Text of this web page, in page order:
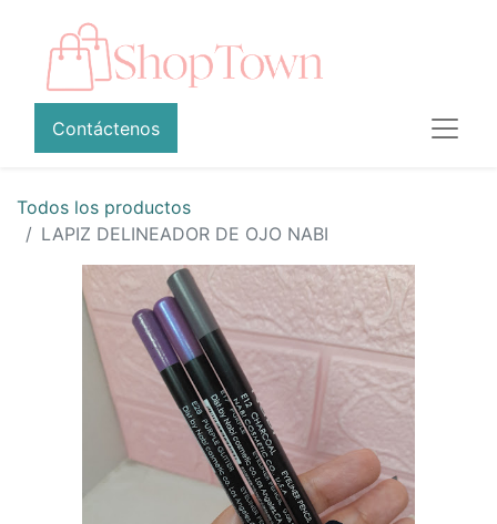
Contáctenos
Todos los productos
LAPIZ DELINEADOR DE OJO NABI